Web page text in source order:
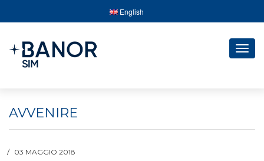
English
AVVENIRE
03 MAGGIO 2018